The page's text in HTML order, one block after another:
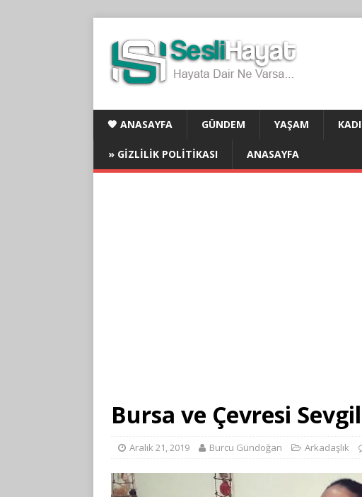
🧡 ANASAYFA GÜNDEM YAŞAM
» GIZLILIK POLITIKASI ANASAYFA
Bursa ve Çevresi
Aralık 21, 2019 Burcu Gündoğan Arkadaşlık